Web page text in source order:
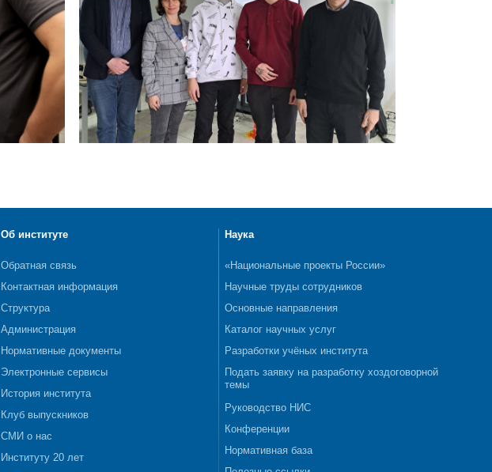
Об институте
Обратная связь
Контактная информация
Структура
Администрация
Нормативные документы
Электронные сервисы
История института
Клуб выпускников
СМИ о нас
Институту 20 лет
Наука
«Национальные проекты России»
Научные труды сотрудников
Основные направления
Каталог научных услуг
Разработки учёных института
Подать заявку на разработку хоздоговорной
темы
Руководство НИС
Конференции
Нормативная база